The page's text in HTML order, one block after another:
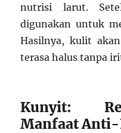
nutrisi larut.
digunakan untuk
Hasilnya, kulit
terasa halus tanpa
Kunyit:
Manfaat Anti-